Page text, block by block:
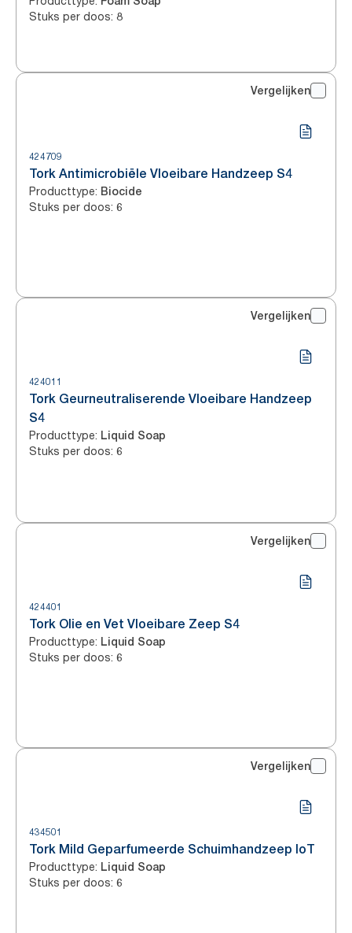
Stuks per doos: 8
Vergelijken
424709
Tork Antimicrobiële Vloeibare Handzeep S4
Producttype: Biocide
Stuks per doos: 6
Vergelijken
424011
Tork Geurneutraliserende Vloeibare Handzeep
S4
Producttype: Liquid Soap
Stuks per doos: 6
Vergelijken
424401
Tork Olie en Vet Vloeibare Zeep S4
Producttype: Liquid Soap
Stuks per doos: 6
Vergelijken
434501
Tork Mild Geparfumeerde Schuimhandzeep IoT
Producttype: Liquid Soap
Stuks per doos: 6